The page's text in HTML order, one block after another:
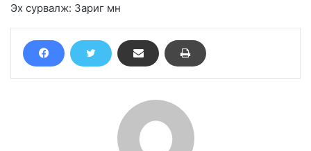
Эх сурвалж: Зариг мн